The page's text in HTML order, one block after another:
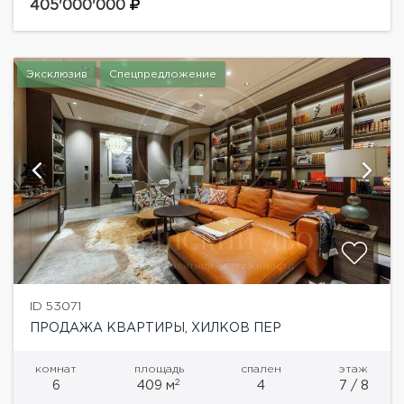
класса...
405'000'000
Эксклюзив Спецпредложение
ID 53071
ПРОДАЖА КВАРТИРЫ, ХИЛКОВ ПЕР
комнат
6
площадь
409 м2
спален
4
этаж
7 / 8